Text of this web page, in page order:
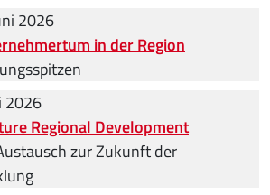
2026
in der Region
2026
Regional Development
zur Zukunft der